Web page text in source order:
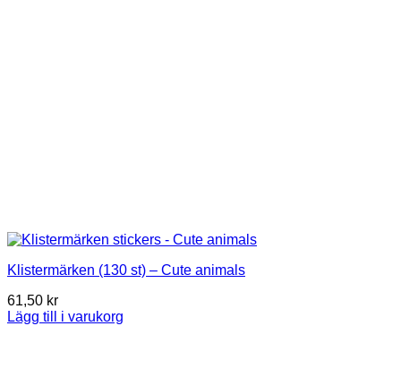
Klistermärken (130 st) – Cute animals
61,50 kr
Lägg till i varukorg